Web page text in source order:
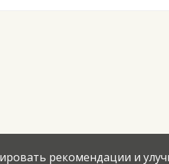
рекомендации и